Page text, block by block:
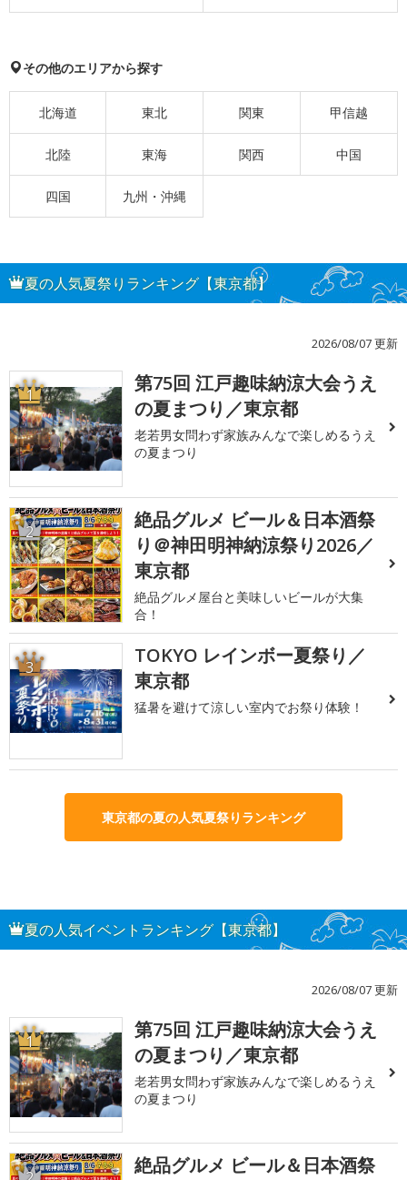
その他のエリアから探す
北海道 東北 関東 甲信越
北陸 東海 関西 中国
四国 九州・沖縄
夏の人気夏祭りランキング【東京都】
2026/08/07 更新
1
第75回 江戸趣味納涼大会うえ
の夏まつり／東京都
老若男女問わず家族みんなで楽しめるうえ
の夏まつり
2
絶品グルメ ビール＆日本酒祭
り＠神田明神納涼祭り2026／
東京都
絶品グルメ屋台と美味しいビールが大集
合！
3
TOKYO レインボー夏祭り／
東京都
猛暑を避けて涼しい室内でお祭り体験！
東京都の夏の人気夏祭りランキング
夏の人気イベントランキング【東京都】
2026/08/07 更新
1
第75回 江戸趣味納涼大会うえ
の夏まつり／東京都
老若男女問わず家族みんなで楽しめるうえ
の夏まつり
絶品グルメ ビール＆日本酒祭